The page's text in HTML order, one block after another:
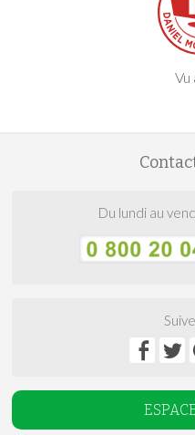
Vu
Du lundi au